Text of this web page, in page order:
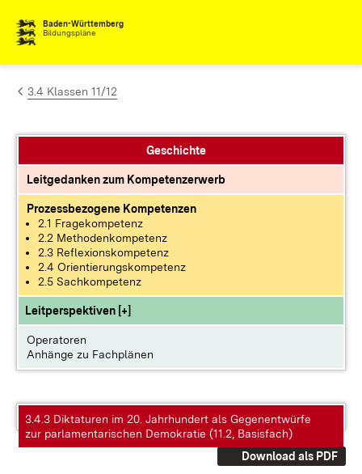
Zum Inhalt springen
Baden-Württemberg
Bildungspläne
3.4 Klassen 11/12
Geschichte
Leitgedanken zum Kompetenzerwerb
Prozessbezogene Kompetenzen
2.1 Fragekompetenz
2.2 Methodenkompetenz
2.3 Reflexionskompetenz
2.4 Orientierungskompetenz
2.5 Sachkompetenz
Leitperspektiven [+]
Operatoren
Anhänge zu Fachplänen
3.4.3 Diktaturen im 20. Jahrhundert als Gegenentwürfe
zur parlamentarischen Demokratie (11.2, Basisfach)
Download als PDF